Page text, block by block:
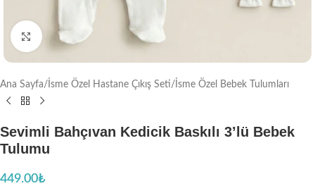
Büyütmek için tıklayın
Ana Sayfa/ İsme Özel Hastane Çıkış Seti/ İsme Özel Bebek Tulumları
Sevimli Bahçıvan Kedicik Baskılı 3’lü Bebek
Tulumu
449.00₺